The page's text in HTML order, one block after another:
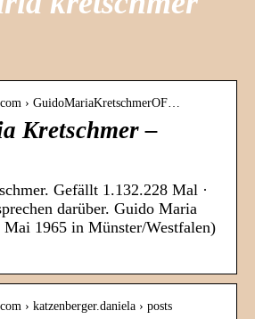
› GuidoMariaKretschmerOF…
Kretschmer –
Gefällt 1.132.228 Mal ·
darüber. Guido Maria
1965 in Münster/Westfalen)
› katzenberger.daniela › posts